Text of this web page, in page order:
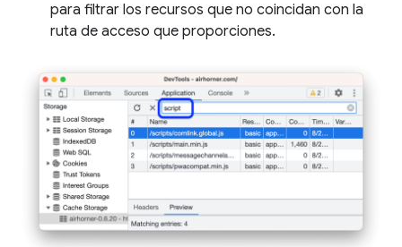
para filtrar los recursos que no coincidan con la
ruta de acceso que proporciones.